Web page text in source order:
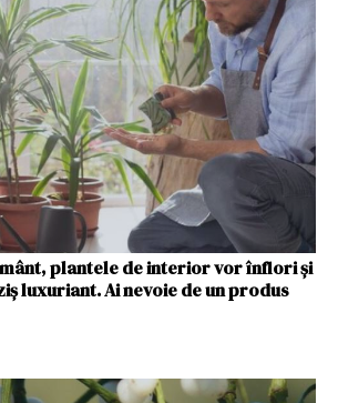
plantele de interior vor înflori și
luxuriant. Ai nevoie de un produs